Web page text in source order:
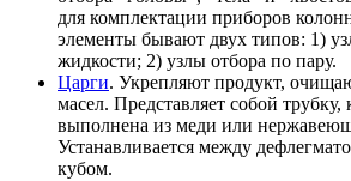
для комплектации приборов
элементы бывают двух типов: 1)
жидкости; 2) узлы отбора по пару.
Царги. Укрепляют продукт,
масел. Представляет собой
выполнена из меди или
Устанавливается между
кубом.